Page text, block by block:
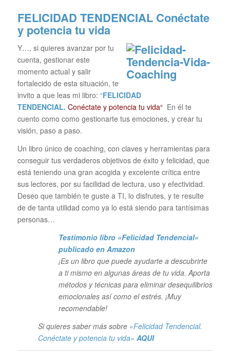
FELICIDAD TENDENCIAL Conéctate
y potencia tu vida
Y…, si quieres avanzar por tu
cuenta, gestionar este
momento actual y salir
fortalecido de esta situación, te
invito a que leas mi libro: “FELICIDAD
TENDENCIAL. Conéctate y potencia tu vida“ En él te
cuento como como gestionarte tus emociones, y crear tu
visión, paso a paso.
Un libro único de coaching, con claves y herramientas para
conseguir tus verdaderos objetivos de éxito y felicidad, que
está teniendo una gran acogida y excelente crítica entre
sus lectores, por su facilidad de lectura, uso y efectividad.
Deseo que también te guste a TI, lo disfrutes, y te resulte
de de tanta utilidad como ya lo está siendo para tantísimas
personas…
Testimonio libro «Felicidad Tendencial»
publicado en Amazon
¡Es un libro que puede ayudarte a descubrirte
a ti mismo en algunas áreas de tu vida. Aporta
métodos y técnicas para eliminar desequilibrios
emocionales así como el estrés. ¡Muy
recomendable!
Si quieres saber más sobre «Felicidad Tendencial.
Conéctate y potencia tu vida» AQUI